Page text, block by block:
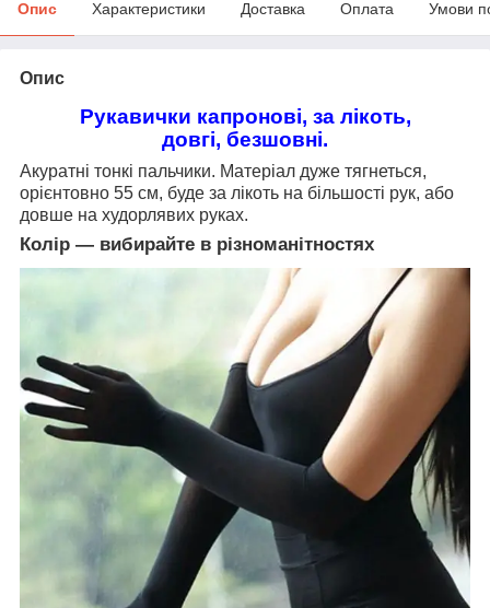
Опис Характеристики Доставка Оплата Умови
Опис
Рукавички капронові, за лікоть,
довгі, безшовні.
Акуратні тонкі пальчики. Матеріал дуже тягнеться,
орієнтовно 55 см, буде за лікоть на більшості рук, або
довше на худорлявих руках.
Колір — вибирайте в різноманітностях